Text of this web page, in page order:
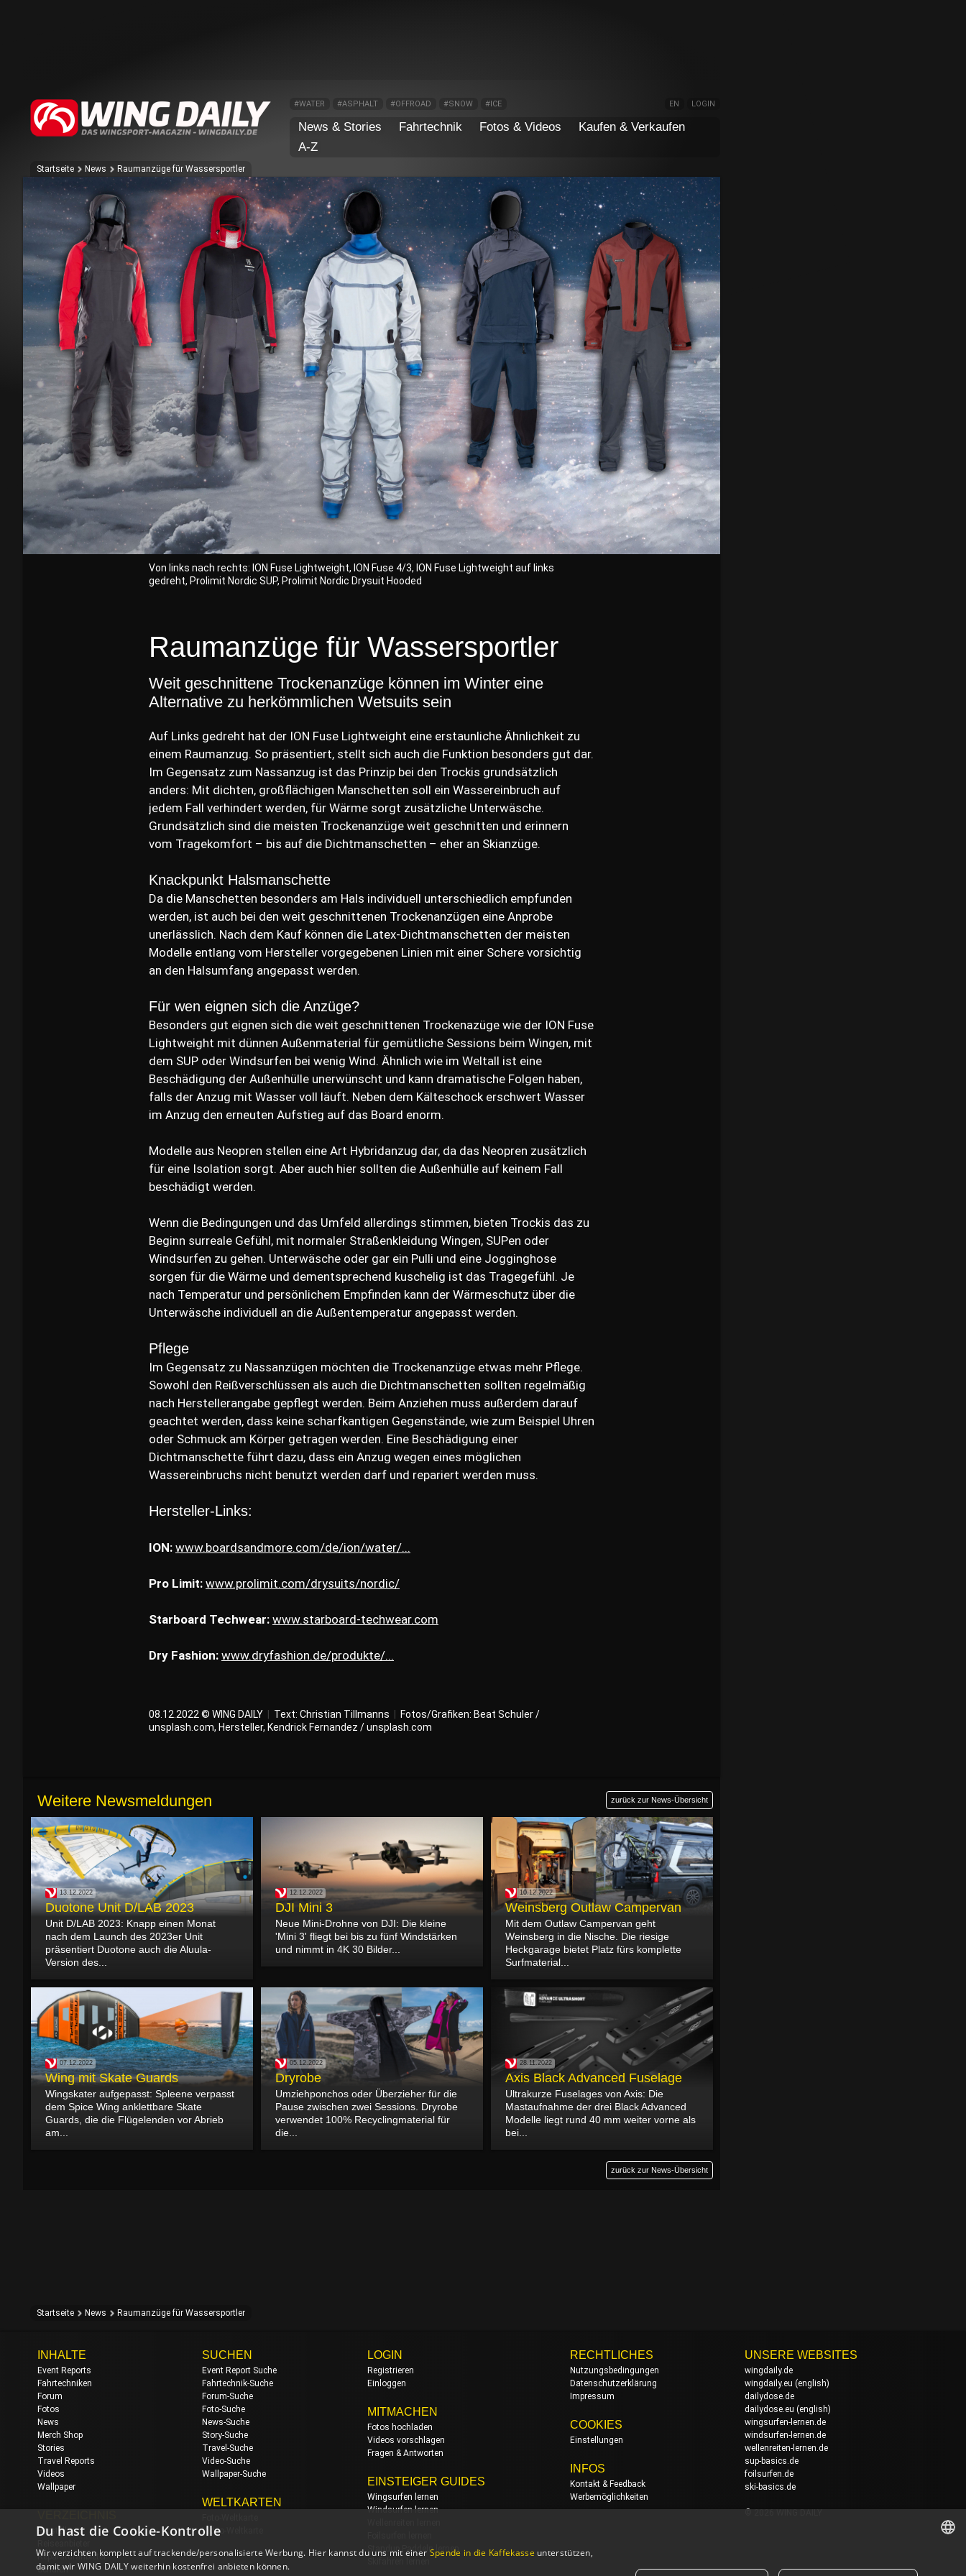
#WATER #ASPHALT #OFFROAD #SNOW #ICE EN LOGIN
News & Stories Fahrtechnik Fotos & Videos
Kaufen & Verkaufen
A-Z
Startseite News Raumanzüge für Wassersportler
Von links nach rechts: ION Fuse Lightweight, ION Fuse 4/3, ION Fuse Lightweight auf links
gedreht, Prolimit Nordic SUP, Prolimit Nordic Drysuit Hooded
Raumanzüge für Wassersportler
Weit geschnittene Trockenanzüge können im Winter eine
Alternative zu herkömmlichen Wetsuits sein
Auf Links gedreht hat der ION Fuse Lightweight eine erstaunliche Ähnlichkeit zu
einem Raumanzug. So präsentiert, stellt sich auch die Funktion besonders gut dar.
Im Gegensatz zum Nassanzug ist das Prinzip bei den Trockis grundsätzlich
anders: Mit dichten, großflächigen Manschetten soll ein Wassereinbruch auf
jedem Fall verhindert werden, für Wärme sorgt zusätzliche Unterwäsche.
Grundsätzlich sind die meisten Trockenanzüge weit geschnitten und erinnern
vom Tragekomfort – bis auf die Dichtmanschetten – eher an Skianzüge.
Knackpunkt Halsmanschette
Da die Manschetten besonders am Hals individuell unterschiedlich empfunden
werden, ist auch bei den weit geschnittenen Trockenanzügen eine Anprobe
unerlässlich. Nach dem Kauf können die Latex-Dichtmanschetten der meisten
Modelle entlang vom Hersteller vorgegebenen Linien mit einer Schere vorsichtig
an den Halsumfang angepasst werden.
Für wen eignen sich die Anzüge?
Besonders gut eignen sich die weit geschnittenen Trockenazüge wie der ION Fuse
Lightweight mit dünnen Außenmaterial für gemütliche Sessions beim Wingen, mit
dem SUP oder Windsurfen bei wenig Wind. Ähnlich wie im Weltall ist eine
Beschädigung der Außenhülle unerwünscht und kann dramatische Folgen haben,
falls der Anzug mit Wasser voll läuft. Neben dem Kälteschock erschwert Wasser
im Anzug den erneuten Aufstieg auf das Board enorm.
Modelle aus Neopren stellen eine Art Hybridanzug dar, da das Neopren zusätzlich
für eine Isolation sorgt. Aber auch hier sollten die Außenhülle auf keinem Fall
beschädigt werden.
Wenn die Bedingungen und das Umfeld allerdings stimmen, bieten Trockis das zu
Beginn surreale Gefühl, mit normaler Straßenkleidung Wingen, SUPen oder
Windsurfen zu gehen. Unterwäsche oder gar ein Pulli und eine Jogginghose
sorgen für die Wärme und dementsprechend kuschelig ist das Tragegefühl. Je
nach Temperatur und persönlichem Empfinden kann der Wärmeschutz über die
Unterwäsche individuell an die Außentemperatur angepasst werden.
Pflege
Im Gegensatz zu Nassanzügen möchten die Trockenanzüge etwas mehr Pflege.
Sowohl den Reißverschlüssen als auch die Dichtmanschetten sollten regelmäßig
nach Herstellerangabe gepflegt werden. Beim Anziehen muss außerdem darauf
geachtet werden, dass keine scharfkantigen Gegenstände, wie zum Beispiel Uhren
oder Schmuck am Körper getragen werden. Eine Beschädigung einer
Dichtmanschette führt dazu, dass ein Anzug wegen eines möglichen
Wassereinbruchs nicht benutzt werden darf und repariert werden muss.
Hersteller-Links:
ION: www.boardsandmore.com/de/ion/water/...
Pro Limit: www.prolimit.com/drysuits/nordic/
Starboard Techwear: www.starboard-techwear.com
Dry Fashion: www.dryfashion.de/produkte/...
08.12.2022 © WING DAILY Text: Christian Tillmanns
Fotos/Grafiken: Beat Schuler /
unsplash.com, Hersteller, Kendrick Fernandez / unsplash.com
Weitere Newsmeldungen zurück zur News-Übersicht
13.12.2022
Duotone Unit D/LAB 2023
Unit D/LAB 2023: Knapp einen Monat
nach dem Launch des 2023er Unit
präsentiert Duotone auch die Aluula-
Version des...
12.12.2022
DJI Mini 3
Neue Mini-Drohne von DJI: Die kleine
'Mini 3' fliegt bei bis zu fünf Windstärken
und nimmt in 4K 30 Bilder...
10.12.2022
Weinsberg Outlaw Campervan
Mit dem Outlaw Campervan geht
Weinsberg in die Nische. Die riesige
Heckgarage bietet Platz fürs komplette
Surfmaterial...
07.12.2022
Wing mit Skate Guards
Wingskater aufgepasst: Spleene verpasst
dem Spice Wing anklettbare Skate
Guards, die die Flügelenden vor Abrieb
am...
05.12.2022
Dryrobe
Umziehponchos oder Überzieher für die
Pause zwischen zwei Sessions. Dryrobe
verwendet 100% Recyclingmaterial für
die...
28.11.2022
Axis Black Advanced Fuselage
Ultrakurze Fuselages von Axis: Die
Mastaufnahme der drei Black Advanced
Modelle liegt rund 40 mm weiter vorne als
bei...
zurück zur News-Übersicht
Startseite News Raumanzüge für Wassersportler
INHALTE
Event Reports
Fahrtechniken
Forum
Fotos
News
Merch Shop
Stories
Travel Reports
Videos
Wallpaper
Hersteller
Reparaturanbieter
Schulen
SUCHEN
Event Report Suche
Fahrtechnik-Suche
Forum-Suche
Foto-Suche
News-Suche
Story-Suche
Travel-Suche
Video-Suche
Wallpaper-Suche
WELTKARTEN
Video-Weltkarte
LOGIN
Registrieren
Einloggen
MITMACHEN
Fotos hochladen
Videos vorschlagen
Fragen & Antworten
EINSTEIGER GUIDES
Wingsurfen lernen
Windsurfen lernen
Standup Paddeln lernen
RECHTLICHES
Nutzungsbedingungen
Datenschutzerklärung
Impressum
COOKIES
Einstellungen
INFOS
Kontakt & Feedback
Werbemöglichkeiten
UNSERE WEBSITES
wingdaily.de
wingdaily.eu (english)
dailydose.de
dailydose.eu (english)
wingsurfen-lernen.de
windsurfen-lernen.de
wellenreiten-lernen.de
sup-basics.de
foilsurfen.de
ski-basics.de
© 2026 WING DAILY
Du hast die Cookie-Kontrolle
Wir verzichten komplett auf trackende/personalisierte Werbung. Hier kannst du uns mit einer Spende in die Kaffekasse unterstützen,
damit wir WING DAILY weiterhin kostenfrei anbieten können.